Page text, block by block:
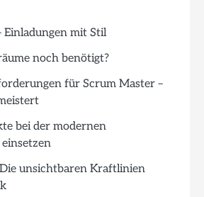
Einladungen mit Stil
noch benötigt?
für Scrum Master –
bei der modernen
unsichtbaren Kraftlinien